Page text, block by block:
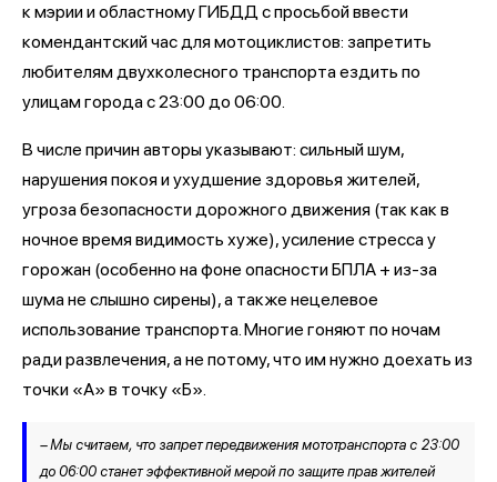
к мэрии и областному ГИБДД с просьбой ввести
комендантский час для мотоциклистов: запретить
любителям двухколесного транспорта ездить по
улицам города с 23:00 до 06:00.
В числе причин авторы указывают: сильный шум,
нарушения покоя и ухудшение здоровья жителей,
угроза безопасности дорожного движения (так как в
ночное время видимость хуже), усиление стресса у
горожан (особенно на фоне опасности БПЛА + из-за
шума не слышно сирены), а также нецелевое
использование транспорта. Многие гоняют по ночам
ради развлечения, а не потому, что им нужно доехать из
точки «А» в точку «Б».
– Мы считаем, что запрет передвижения мототранспорта с 23:00
до 06:00 станет эффективной мерой по защите прав жителей